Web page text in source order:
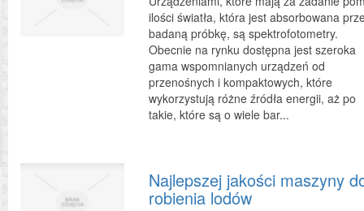
ilości światła, która jest absorbowana
badaną próbkę, są spektrofotometry.
Obecnie na rynku dostępna jest szeroka
gama wspomnianych urządzeń od
przenośnych i kompaktowych, które
wykorzystują różne źródła energii, aż po
takie, które są o wiele bar...
Najlepszej jakości maszyny
robienia lodów